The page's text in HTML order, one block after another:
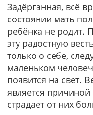
Задёрганная, всё
состоянии мать
ребёнка не родит.
эту радостную
только о себе,
маленьком
появится на свет.
является
страдает от них